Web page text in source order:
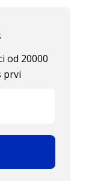
od 20000
prvi